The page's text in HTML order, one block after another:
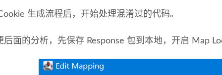
生成流程后，开始处理混淆过的代码。
后面的分析，先保存 Response 包到本地，开启 Map